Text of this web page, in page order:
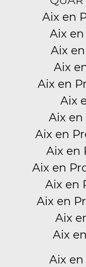
Aix en
Aix
Aix
Aix
Aix en
Aix
Aix en
Aix en
Aix en
Aix en
Aix en
Aix en
Aix
Aix
Aix